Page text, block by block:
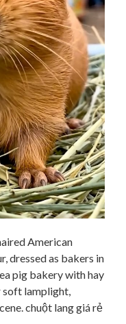
American
dressed as bakers in
pig bakery with hay
soft lamplight,
chuột lang giá rẻ